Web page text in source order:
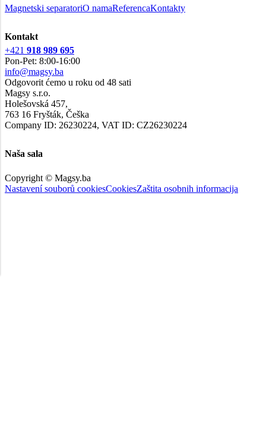
Magnetski separatoriO namaReferencaKontakty
Kontakt
+421 918 989 695
Pon-Pet: 8:00-16:00
info@magsy.ba
Odgovorit ćemo u roku od 48 sati
Magsy s.r.o.
Holešovská 457,
763 16 Fryšták, Češka
Company ID: 26230224, VAT ID: CZ26230224
Naša sala
Copyright © Magsy.ba
Nastavení souborů cookiesCookiesZaštita osobnih informacija